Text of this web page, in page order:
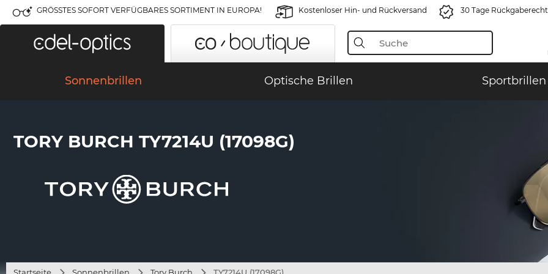
GRÖSSTES SOFORT VERFÜGBARES SORTIMENT IN EUROPA! Kostenloser Hin- und Rückversand 30 Tage Rückgaberecht
Sonnenbrillen Optische Brillen Sportbrillen
TORY BURCH TY7214U (17098G)